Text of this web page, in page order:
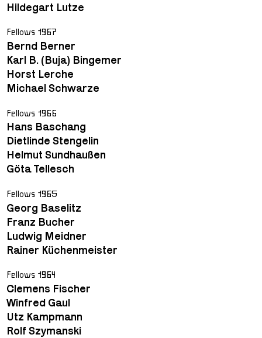
Hildegart Lutze
Fellows 1967
Bernd Berner
Karl B. (Buja) Bingemer
Horst Lerche
Michael Schwarze
Fellows 1966
Hans Baschang
Dietlinde Stengelin
Helmut Sundhaußen
Göta Tellesch
Fellows 1965
Georg Baselitz
Franz Bucher
Ludwig Meidner
Rainer Küchenmeister
Fellows 1964
Clemens Fischer
Winfred Gaul
Utz Kampmann
Rolf Szymanski